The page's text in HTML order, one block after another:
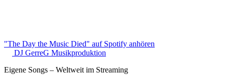
"The Day the Music Died" auf Spotify anhören
DJ GerreG Musikproduktion
Eigene Songs – Weltweit im Streaming